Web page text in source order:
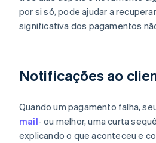
por si só, pode ajudar a
significativa dos pagamentos
Notificações ao
Quando um pagamento falha,
mail- ou melhor, uma curta
explicando o que aconteceu e